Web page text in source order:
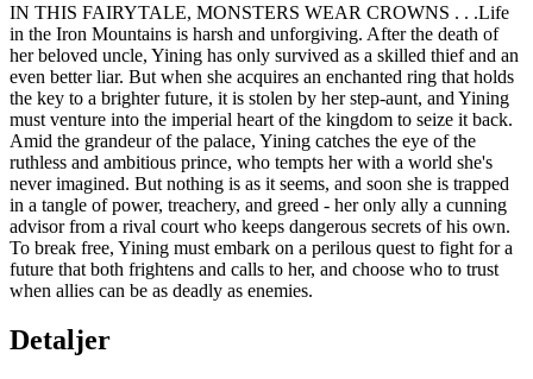
IN THIS FAIRYTALE, MONSTERS WEAR CROWNS . . .Life
in the Iron Mountains is harsh and unforgiving. After the death of
her beloved uncle, Yining has only survived as a skilled thief and an
even better liar. But when she acquires an enchanted ring that holds
the key to a brighter future, it is stolen by her step-aunt, and Yining
must venture into the imperial heart of the kingdom to seize it back.
Amid the grandeur of the palace, Yining catches the eye of the
ruthless and ambitious prince, who tempts her with a world she's
never imagined. But nothing is as it seems, and soon she is trapped
in a tangle of power, treachery, and greed - her only ally a cunning
advisor from a rival court who keeps dangerous secrets of his own.
To break free, Yining must embark on a perilous quest to fight for a
future that both frightens and calls to her, and choose who to trust
when allies can be as deadly as enemies.
Detaljer